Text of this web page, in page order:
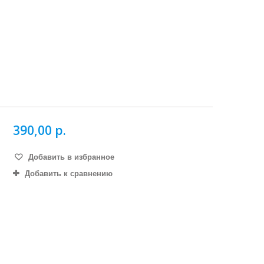
390,00 р.
Добавить в избранное
Добавить к сравнению